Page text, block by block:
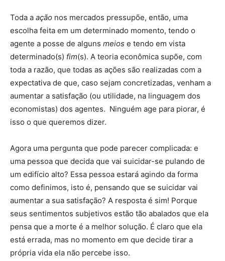
Toda a ação nos mercados pressupõe, então, uma
escolha feita em um determinado momento, tendo o
agente a posse de alguns meios e tendo em vista
determinado(s) fim(s). A teoria econômica supõe, com
toda a razão, que todas as ações são realizadas com a
expectativa de que, caso sejam concretizadas, venham a
aumentar a satisfação (ou utilidade, na linguagem dos
economistas) dos agentes. Ninguém age para piorar, é
isso o que queremos dizer.
Agora uma pergunta que pode parecer complicada: e
uma pessoa que decida que vai suicidar-se pulando de
um edifício alto? Essa pessoa estará agindo da forma
como definimos, isto é, pensando que se suicidar vai
aumentar a sua satisfação? A resposta é sim! Porque
seus sentimentos subjetivos estão tão abalados que ela
pensa que a morte é a melhor solução. É claro que ela
está errada, mas no momento em que decide tirar a
própria vida ela não percebe isso.